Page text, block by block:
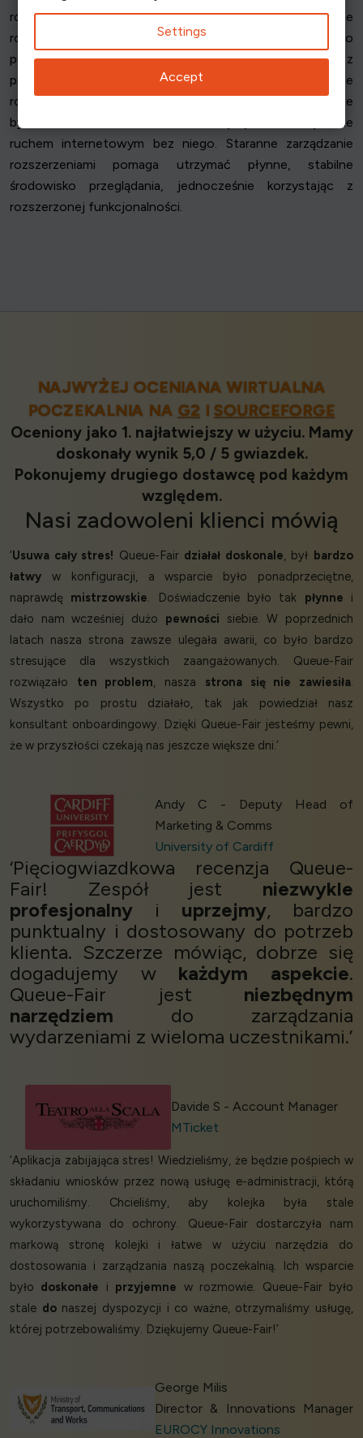
również upewnić się, że wszystkie zainstalowane
rozszerzenia są aktualne, ponieważ programiści często
publikują aktualizacje w celu zachowania zgodności z
przeglądarkami i stronami internetowymi. Jeśli konkretne
rozszerzenie powoduje powtarzające się problemy, może
być konieczne znalezienie alternatywy lub zarządzanie
ruchem internetowym bez niego. Staranne zarządzanie
rozszerzeniami pomaga utrzymać płynne, stabilne
środowisko przeglądania, jednocześnie korzystając z
rozszerzonej funkcjonalności.
NAJWYŻEJ OCENIANA WIRTUALNA
POCZEKALNIA NA G2 I SOURCEFORGE
Oceniony jako 1. najłatwiejszy w użyciu. Mamy
doskonały wynik 5,0 / 5 gwiazdek.
Pokonujemy drugiego dostawcę pod każdym
względem.
Nasi zadowoleni klienci mówią
‘Usuwa cały stres! Queue-Fair działał doskonale, był bardzo
łatwy w konfiguracji, a wsparcie było ponadprzeciętne,
naprawdę mistrzowskie. Doświadczenie było tak płynne i
dało nam wcześniej dużo pewności siebie. W poprzednich
latach nasza strona zawsze ulegała awarii, co było bardzo
stresujące dla wszystkich zaangażowanych. Queue-Fair
rozwiązało ten problem, nasza strona się nie zawiesiła.
Wszystko po prostu działało, tak jak powiedział nasz
konsultant onboardingowy. Dzięki Queue-Fair jesteśmy pewni,
że w przyszłości czekają nas jeszcze większe dni.’
Andy C - Deputy Head of
Marketing & Comms
University of Cardiff
‘Pięciogwiazdkowa recenzja Queue-
Fair! Zespół jest niezwykle
profesjonalny i uprzejmy, bardzo
punktualny i dostosowany do potrzeb
klienta. Szczerze mówiąc, dobrze się
dogadujemy w każdym aspekcie.
Queue-Fair jest niezbędnym
narzędziem do zarządzania
wydarzeniami z wieloma uczestnikami.’
Davide S - Account Manager
MTicket
‘Aplikacja zabijająca stres! Wiedzieliśmy, że będzie pośpiech w
składaniu wniosków przez nową usługę e-administracji, którą
uruchomiliśmy. Chcieliśmy, aby kolejka była stale
wykorzystywana do ochrony. Queue-Fair dostarczyła nam
markową stronę kolejki i łatwe w użyciu narzędzia do
dostosowania i zarządzania naszą poczekalnią. Ich wsparcie
było doskonałe i przyjemne w rozmowie. Queue-Fair było
stale donaszej dyspozycji i co ważne, otrzymaliśmy usługę,
której potrzebowaliśmy. Dziękujemy Queue-Fair!’
George Milis
Director & Innovations Manager
EUROCY Innovations
Settings
Accept